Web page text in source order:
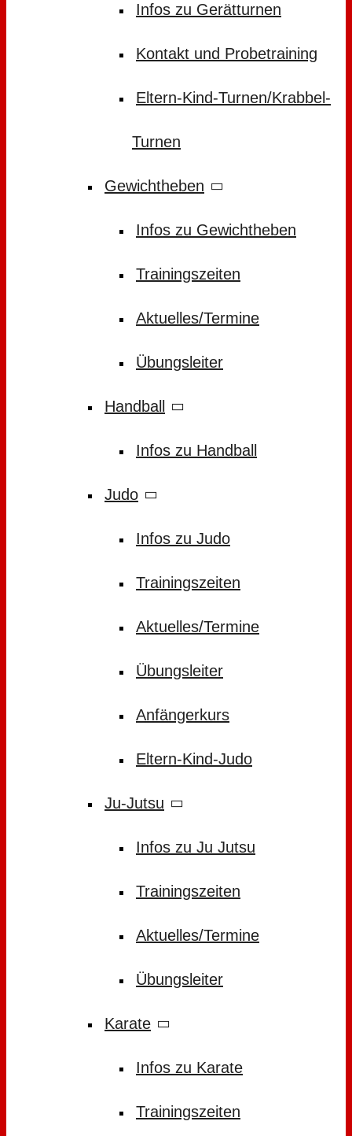
Infos zu Gerätturnen
Kontakt und Probetraining
Eltern-Kind-Turnen/Krabbel-
Turnen
Gewichtheben
Infos zu Gewichtheben
Trainingszeiten
Aktuelles/Termine
Übungsleiter
Handball
Infos zu Handball
Judo
Infos zu Judo
Trainingszeiten
Aktuelles/Termine
Übungsleiter
Anfängerkurs
Eltern-Kind-Judo
Ju-Jutsu
Infos zu Ju Jutsu
Trainingszeiten
Aktuelles/Termine
Übungsleiter
Karate
Infos zu Karate
Trainingszeiten